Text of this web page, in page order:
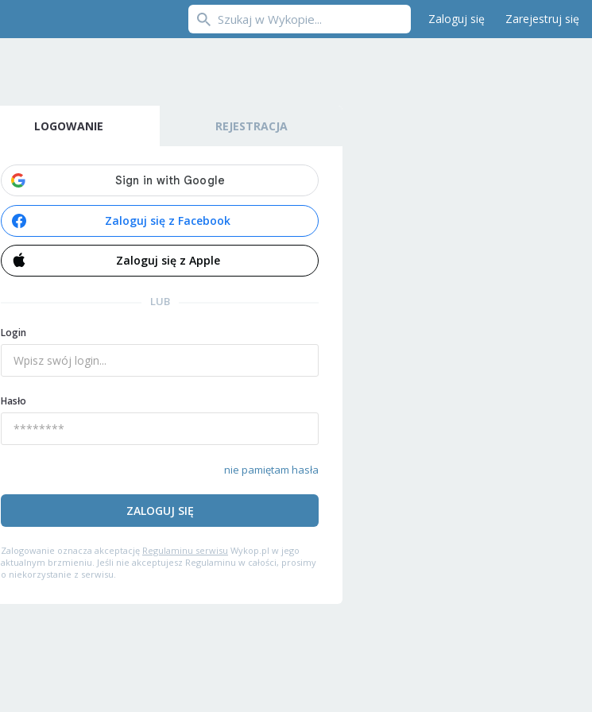
Zaloguj się Zarejestruj się
LOGOWANIE REJESTRACJA
Zaloguj się z Facebook
Zaloguj się z Apple
LUB
Login
Hasło
nie pamiętam hasła
ZALOGUJ SIĘ
Zalogowanie oznacza akceptację Regulaminu serwisu Wykop.pl w jego
aktualnym brzmieniu. Jeśli nie akceptujesz Regulaminu w całości, prosimy
o niekorzystanie z serwisu.